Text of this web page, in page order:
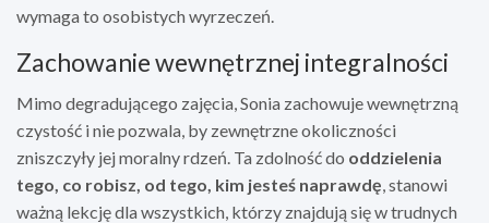
wymaga to osobistych wyrzeczeń.
Zachowanie wewnętrznej integralności
Mimo degradującego zajęcia, Sonia zachowuje wewnętrzną
czystość i nie pozwala, by zewnętrzne okoliczności
zniszczyły jej moralny rdzeń. Ta zdolność do oddzielenia
tego, co robisz, od tego, kim jesteś naprawdę , stanowi
ważną lekcję dla wszystkich, którzy znajdują się w trudnych